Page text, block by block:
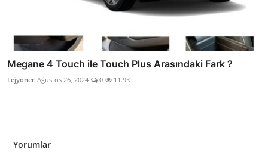
Megane 4 Touch ile Touch Plus Arasındaki Fark ?
Lejyoner Ağustos 26, 2024 0 11.9K
Yorumlar